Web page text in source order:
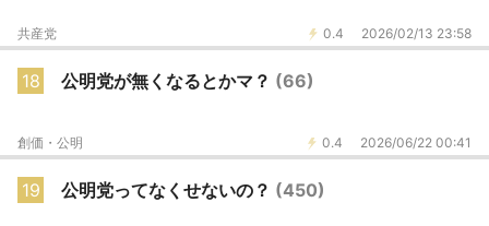
0.4 2026/02/13 23:58
共産党
18 公明党が無くなるとかマ？ (66)
0.4 2026/06/22 00:41
創価・公明
19 公明党ってなくせないの？ (450)